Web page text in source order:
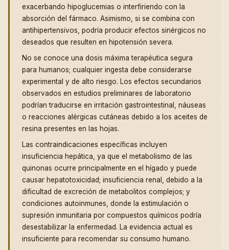
exacerbando hipoglucemias o interfiriendo con la
absorción del fármaco. Asimismo, si se combina con
antihipertensivos, podría producir efectos sinérgicos no
deseados que resulten en hipotensión severa.
No se conoce una dosis máxima terapéutica segura
para humanos; cualquier ingesta debe considerarse
experimental y de alto riesgo. Los efectos secundarios
observados en estudios preliminares de laboratorio
podrían traducirse en irritación gastrointestinal, náuseas
o reacciones alérgicas cutáneas debido a los aceites de
resina presentes en las hojas.
Las contraindicaciones específicas incluyen
insuficiencia hepática, ya que el metabolismo de las
quinonas ocurre principalmente en el hígado y puede
causar hepatotoxicidad; insuficiencia renal, debido a la
dificultad de excreción de metabolitos complejos; y
condiciones autoinmunes, donde la estimulación o
supresión inmunitaria por compuestos químicos podría
desestabilizar la enfermedad. La evidencia actual es
insuficiente para recomendar su consumo humano.